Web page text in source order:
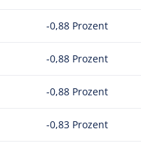
-0,88 Prozent
-0,88 Prozent
-0,88 Prozent
-0,83 Prozent